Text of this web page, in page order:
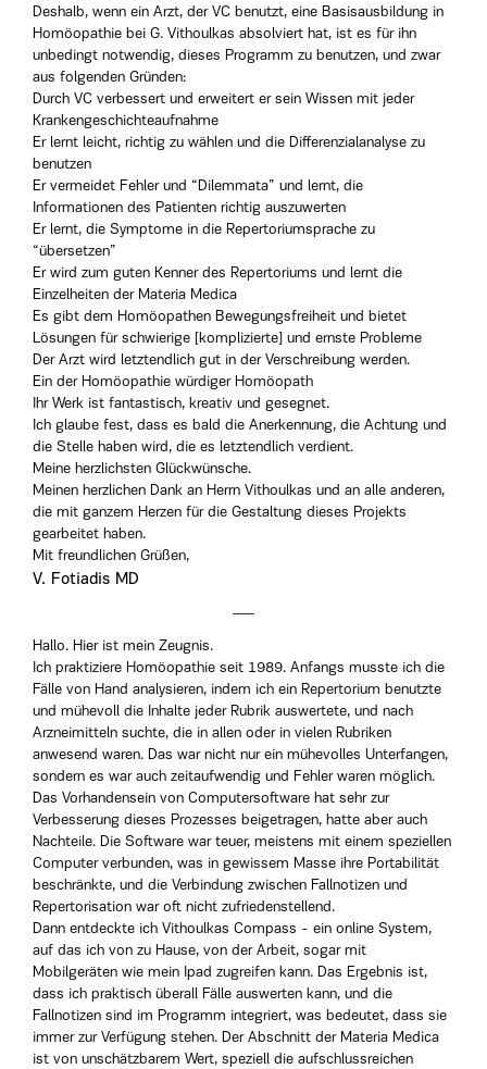
Deshalb, wenn ein Arzt, der VC benutzt, eine Basisausbildung in
Homöopathie bei G. Vithoulkas absolviert hat, ist es für ihn
unbedingt notwendig, dieses Programm zu benutzen, und zwar
aus folgenden Gründen:
Durch VC verbessert und erweitert er sein Wissen mit jeder
Krankengeschichteaufnahme
Er lernt leicht, richtig zu wählen und die Differenzialanalyse zu
benutzen
Er vermeidet Fehler und “Dilemmata” und lernt, die
Informationen des Patienten richtig auszuwerten
Er lernt, die Symptome in die Repertoriumsprache zu
“übersetzen”
Er wird zum guten Kenner des Repertoriums und lernt die
Einzelheiten der Materia Medica
Es gibt dem Homöopathen Bewegungsfreiheit und bietet
Lösungen für schwierige [komplizierte] und ernste Probleme
Der Arzt wird letztendlich gut in der Verschreibung werden.
Ein der Homöopathie würdiger Homöopath
Ihr Werk ist fantastisch, kreativ und gesegnet.
Ich glaube fest, dass es bald die Anerkennung, die Achtung und
die Stelle haben wird, die es letztendlich verdient.
Meine herzlichsten Glückwünsche.
Meinen herzlichen Dank an Herrn Vithoulkas und an alle anderen,
die mit ganzem Herzen für die Gestaltung dieses Projekts
gearbeitet haben.
Mit freundlichen Grüßen,
V. Fotiadis MD
Hallo. Hier ist mein Zeugnis.
Ich praktiziere Homöopathie seit 1989. Anfangs musste ich die
Fälle von Hand analysieren, indem ich ein Repertorium benutzte
und mühevoll die Inhalte jeder Rubrik auswertete, und nach
Arzneimitteln suchte, die in allen oder in vielen Rubriken
anwesend waren. Das war nicht nur ein mühevolles Unterfangen,
sondern es war auch zeitaufwendig und Fehler waren möglich.
Das Vorhandensein von Computersoftware hat sehr zur
Verbesserung dieses Prozesses beigetragen, hatte aber auch
Nachteile. Die Software war teuer, meistens mit einem speziellen
Computer verbunden, was in gewissem Masse ihre Portabilität
beschränkte, und die Verbindung zwischen Fallnotizen und
Repertorisation war oft nicht zufriedenstellend.
Dann entdeckte ich Vithoulkas Compass - ein online System,
auf das ich von zu Hause, von der Arbeit, sogar mit
Mobilgeräten wie mein Ipad zugreifen kann. Das Ergebnis ist,
dass ich praktisch überall Fälle auswerten kann, und die
Fallnotizen sind im Programm integriert, was bedeutet, dass sie
immer zur Verfügung stehen. Der Abschnitt der Materia Medica
ist von unschätzbarem Wert, speziell die aufschlussreichen